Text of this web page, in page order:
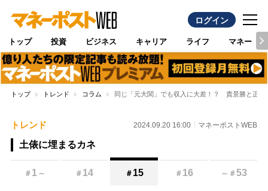
ログイン
トップ 投資 ビジネス キャリア ライフ マネー
トップ トレンド コラム 同じ「元大関」でも収入に大差！？ 貴景勝と正
トレンド 2024.09.20 16:00 マネーポストWEB
土俵に埋まるカネ
＃ 1 ～ ＃ 14 ＃ 15 ＃ 16 ～ ＃53